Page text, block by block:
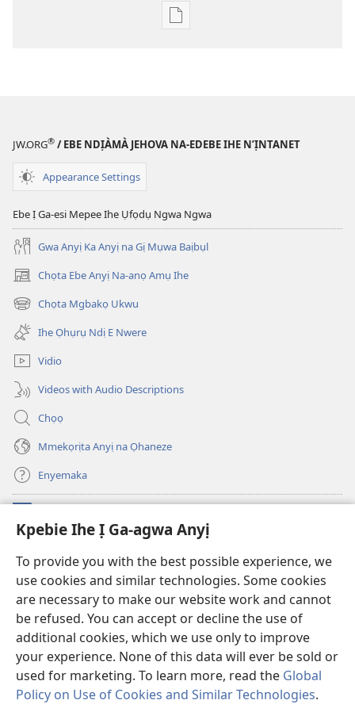
Kpebie Ihe Ị Ga-agwa Anyị
To provide you with the best possible experience, we
use cookies and similar technologies. Some cookies
are necessary to make our website work and cannot
be refused. You can accept or decline the use of
additional cookies, which we use only to improve
your experience. None of this data will ever be sold or
used for marketing. To learn more, read the Global
Policy on Use of Cookies and Similar Technologies.
Họrọ
ỤLỌ
JW.ORG® / EBE NDỊÀMÀ JEHOVA NA-EDEBE IHE N’ỊNTANET
Appearance Settings
Ebe Ị Ga-esi Mepee Ihe Ụfọdụ Ngwa Ngwa
Gwa Anyị Ka Anyị na Gị Mụwa Baịbụl
Chọta Ebe Anyị Na-anọ Amụ Ihe
(ga-
emepere
gị
ebe
ọzọ
ị
anọ
gụọ
ya)
Chọta Mgbakọ Ukwu
(ga-
emepere
gị
ebe
ọzọ
ị
ga-
anọ
ya)
Ihe Ọhụrụ Ndị E Nwere
Vidio
Videos with Audio Descriptions
Chọọ
Mmekọrịta Anyị na Ọhaneze
Enyemaka
(ga-
emepere
ebe
ọzọ
ga-
anọ
gụọ
ya)
Ọ́bá Akwụkwọ Anyị NKE DỊ N’ỊNTANET™
(ga-
emepere
gị
ebe
ọzọ
ga-
anọ
gụọ
JW Hub
(ga-
emepere
gị
ebe
ọzọ
ga-
Ọ́bá Akwụkwọ Watchtower